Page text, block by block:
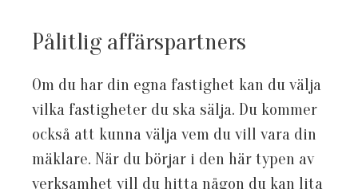
Pålitlig affärspartners
Om du har din egna fastighet kan du välja
vilka fastigheter du ska sälja. Du kommer
också att kunna välja vem du vill vara din
mäklare. När du börjar i den här typen av
verksamhet vill du hitta någon du kan lita